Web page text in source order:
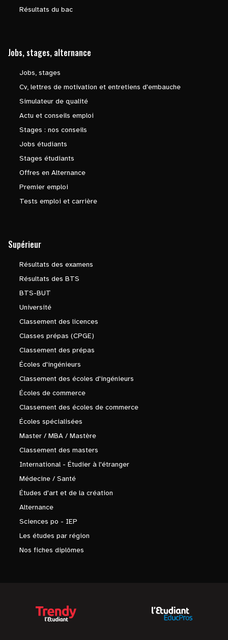
Résultats du bac
Jobs, stages, alternance
Jobs, stages
Cv, lettres de motivation et entretiens d'embauche
Simulateur de qualité
Actu et conseils emploi
Stages : nos conseils
Jobs étudiants
Stages étudiants
Offres en Alternance
Premier emploi
Tests emploi et carrière
Supérieur
Résultats des examens
Résultats des BTS
BTS-BUT
Université
Classement des licences
Classes prépas (CPGE)
Classement des prépas
Écoles d'ingénieurs
Classement des écoles d'ingénieurs
Écoles de commerce
Classement des écoles de commerce
Écoles spécialisées
Master / MBA / Mastère
Classement des masters
International - Étudier à l'étranger
Médecine / Santé
Études d'art et de la création
Alternance
Sciences po - IEP
Les études par région
Nos fiches diplômes